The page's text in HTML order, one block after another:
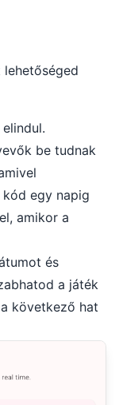
be tudnak
egy napig
amikor a
és
a játék
következő hat